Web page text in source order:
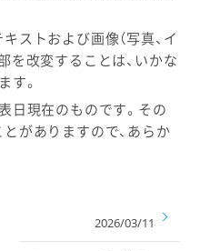
ストおよび画像（写真、イ
を改変することは、いかな
す。
日現在のものです。その
がありますので、あらか
2026/03/11